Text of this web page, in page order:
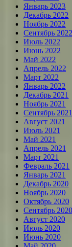
Январь 2023
Декабрь 2022
Ноябрь 2022
Сентябрь 2022
Июль 2022
Июнь 2022
Май 2022
Апрель 2022
Март 2022
Январь 2022
Декабрь 2021
Ноябрь 2021
Сентябрь 2021
Август 2021
Июль 2021
Май 2021
Апрель 2021
Март 2021
Февраль 2021
Январь 2021
Декабрь 2020
Ноябрь 2020
Октябрь 2020
Сентябрь 2020
Август 2020
Июль 2020
Июнь 2020